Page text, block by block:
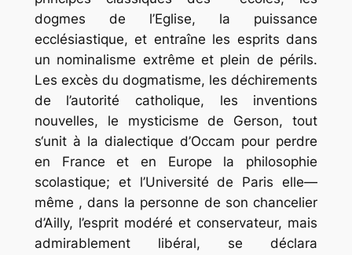
dogmes de l’Eglise, la puissance
ecclésiastique, et entraîne les esprits dans
un nominalisme extrême et plein de périls.
Les excès du dogmatisme, les déchirements
de l’autorité catholique, les inventions
nouvelles, le mysticisme de Gerson, tout
s‘unit à la dialectique d’Occam pour perdre
en France et en Europe la philosophie
scolastique; et l’Université de Paris elle—
même , dans la personne de son chancelier
d’Ailly, l’esprit modéré et conservateur, mais
admirablement libéral, se déclara